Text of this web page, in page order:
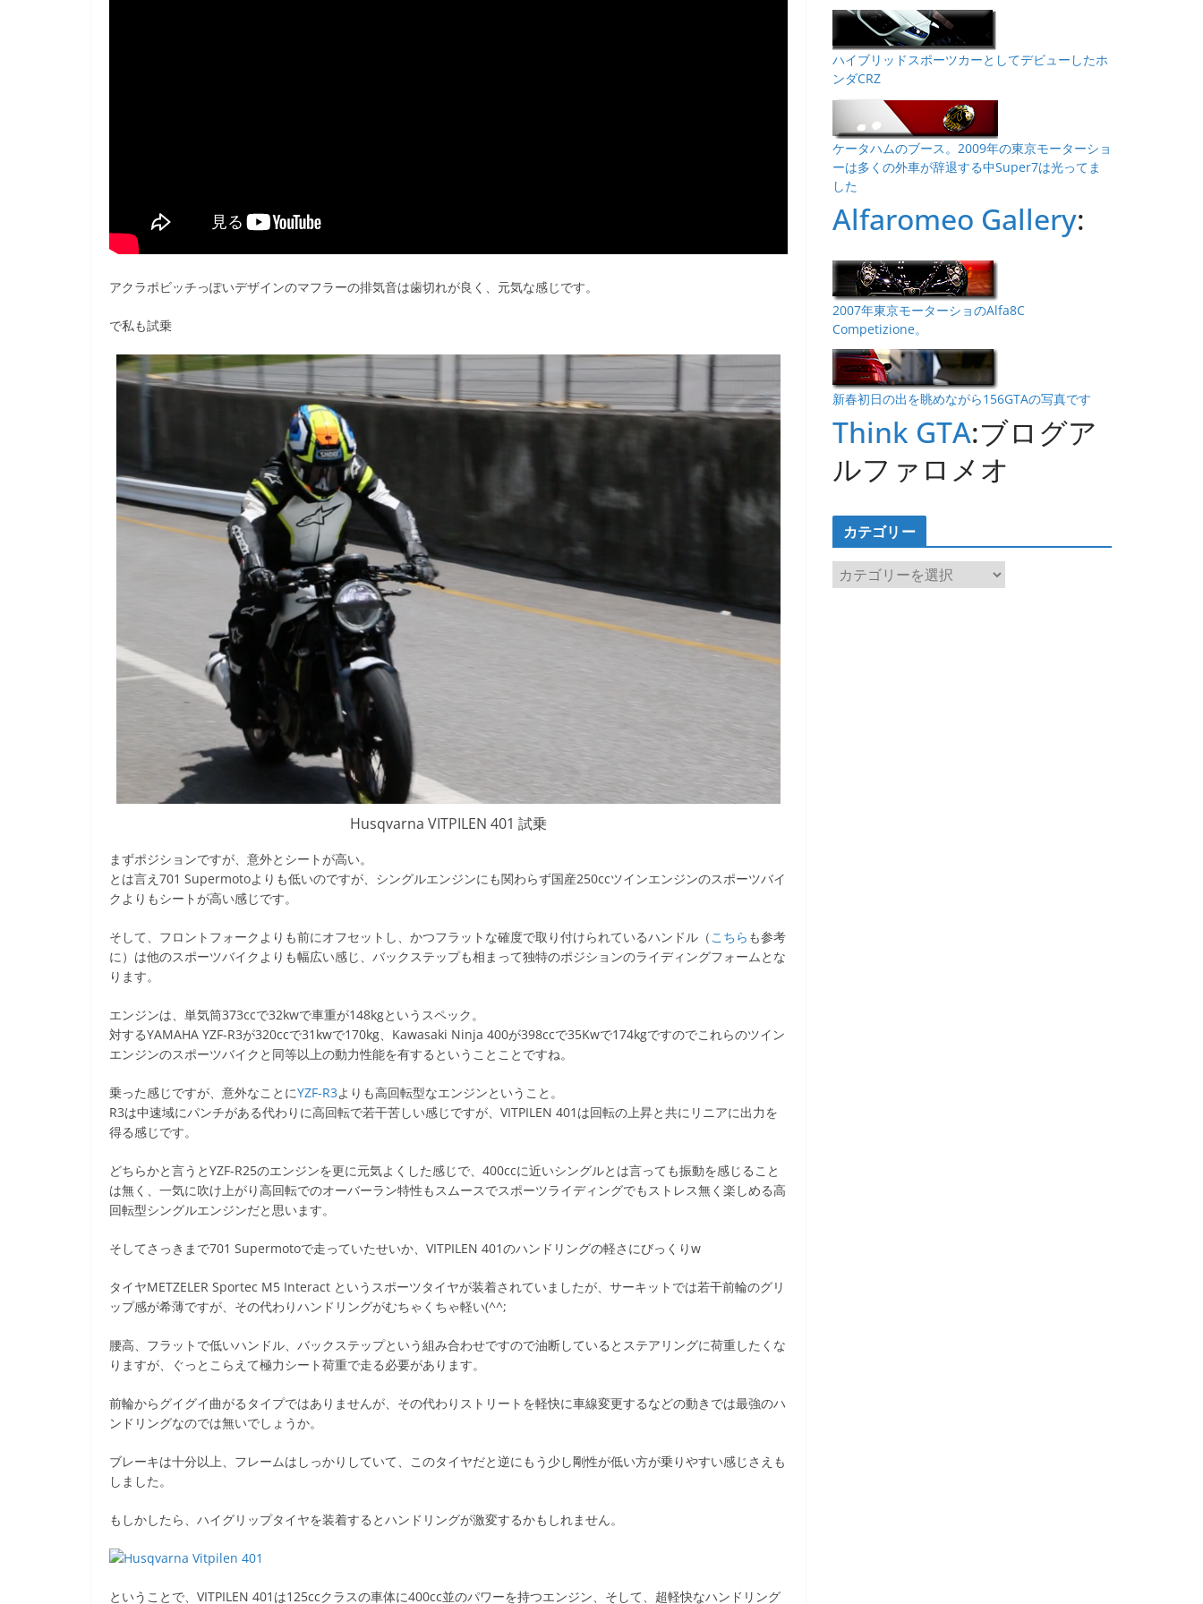
アクラポビッチっぽいデザインのマフラーの排気音は歯切れが良く、元気な感じです。
で私も試乗
Husqvarna VITPILEN 401 試乗
まずポジションですが、意外とシートが高い。
とは言え701 Supermotoよりも低いのですが、シングルエンジンにも関わらず国産250ccツインエンジンのスポーツバイ
クよりもシートが高い感じです。
そして、フロントフォークよりも前にオフセットし、かつフラットな確度で取り付けられているハンドル（こちら も参考
に）は他のスポーツバイクよりも幅広い感じ、バックステップも相まって独特のポジションのライディングフォームとな
ります。
エンジンは、単気筒373ccで32kwで車重が148kgというスペック。
対するYAMAHA YZF-R3が320ccで31kwで170kg、Kawasaki Ninja 400が398ccで35Kwで174kgですのでこれらのツイン
エンジンのスポーツバイクと同等以上の動力性能を有するということことですね。
乗った感じですが、意外なことにYZF-R3よりも高回転型なエンジンということ。
R3は中速域にパンチがある代わりに高回転で若干苦しい感じですが、VITPILEN 401は回転の上昇と共にリニアに出力を
得る感じです。
どちらかと言うとYZF-R25のエンジンを更に元気よくした感じで、400ccに近いシングルとは言っても振動を感じること
は無く、一気に吹け上がり高回転でのオーバーラン特性もスムースでスポーツライディングでもストレス無く楽しめる高
回転型シングルエンジンだと思います。
そしてさっきまで701 Supermotoで走っていたせいか、VITPILEN 401のハンドリングの軽さにびっくりw
タイヤMETZELER Sportec M5 Interact というスポーツタイヤが装着されていましたが、サーキットでは若干前輪のグリ
ップ感が希薄ですが、その代わりハンドリングがむちゃくちゃ軽い(^^;
腰高、フラットで低いハンドル、バックステップという組み合わせですので油断しているとステアリングに荷重したくな
りますが、ぐっとこらえて極力シート荷重で走る必要があります。
前輪からグイグイ曲がるタイプではありませんが、その代わりストリートを軽快に車線変更するなどの動きでは最強のハ
ンドリングなのでは無いでしょうか。
ブレーキは十分以上、フレームはしっかりしていて、このタイヤだと逆にもう少し剛性が低い方が乗りやすい感じさえも
しました。
もしかしたら、ハイグリップタイヤを装着するとハンドリングが激変するかもしれません。
ということで、VITPILEN 401は125ccクラスの車体に400cc並のパワーを持つエンジン、そして、超軽快なハンドリング
ハイブリッドスポーツカーとしてデビューしたホ
ンダCRZ
ケータハムのブース。2009年の東京モーターショ
ーは多くの外車が辞退する中Super7は光ってま
した
Alfaromeo Gallery:
2007年東京モーターショのAlfa8C
Competizione。
新春初日の出を眺めながら156GTAの写真です
Think GTA:ブログア
ルファロメオ
カテゴリー
カ
テ